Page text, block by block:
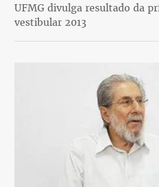
UFMG divulga resultado da
vestibular 2013